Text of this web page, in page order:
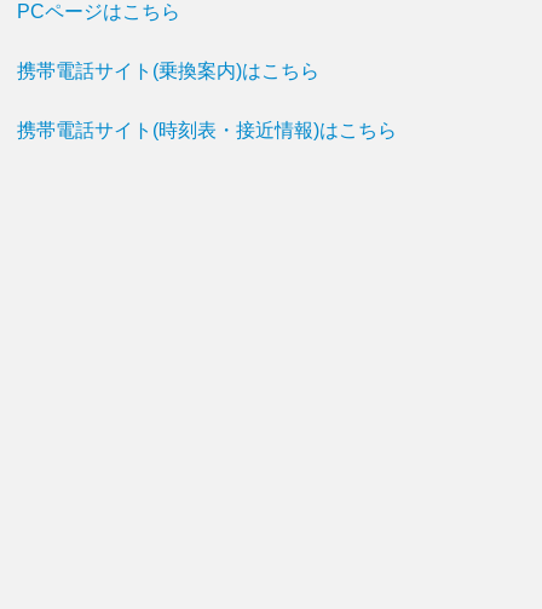
PCページはこちら
携帯電話サイト(乗換案内)はこちら
携帯電話サイト(時刻表・接近情報)はこちら